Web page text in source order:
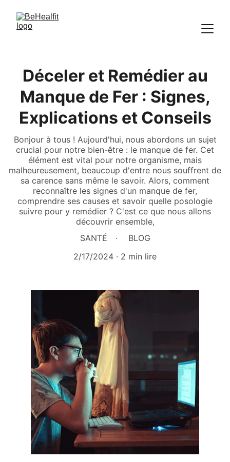
Déceler et Remédier au
Manque de Fer : Signes,
Explications et Conseils
Bonjour à tous ! Aujourd'hui, nous abordons un sujet
crucial pour notre bien-être : le manque de fer. Cet
élément est vital pour notre organisme, mais
malheureusement, beaucoup d'entre nous souffrent de
sa carence sans même le savoir. Alors, comment
reconnaître les signes d'un manque de fer,
comprendre ses causes et savoir quelle posologie
suivre pour y remédier ? C'est ce que nous allons
découvrir ensemble,
SANTÉ
BLOG
2/17/2024
2 min lire